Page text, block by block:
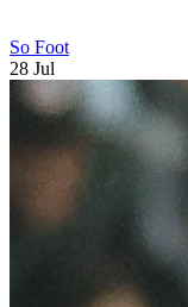
So Foot
28 Jul